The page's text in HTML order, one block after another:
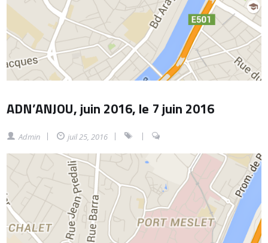
ADN’ANJOU, juin 2016, le 7 juin 2016
Admin juil 25, 2016